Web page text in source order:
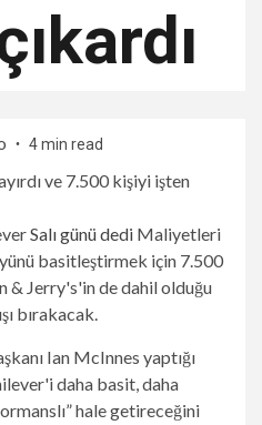
4 min read
Salı günü dedi Maliyetleri
basitleştirmek için 7.500
& Jerry's'in de dahil olduğu
bırakacak.
Ian McInnes yaptığı
daha basit, daha
hale getireceğini